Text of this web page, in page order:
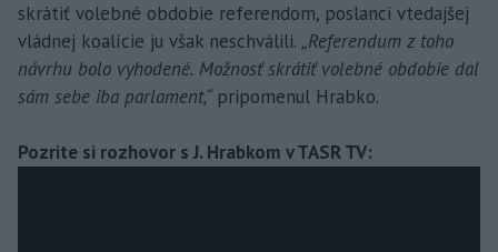
skrátiť volebné obdobie referendom, poslanci vtedajšej
vládnej koalície ju však neschválili. „Referendum z toho
návrhu bolo vyhodené. Možnosť skrátiť volebné obdobie dal
sám sebe iba parlament,“ pripomenul Hrabko.
Pozrite si rozhovor s J. Hrabkom v TASR TV: